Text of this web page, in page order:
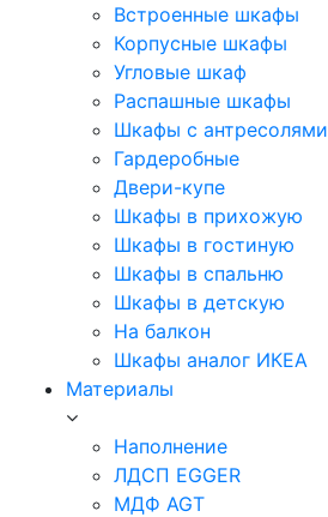
Встроенные шкафы
Корпусные шкафы
Угловые шкаф
Распашные шкафы
Шкафы с антресолями
Гардеробные
Двери-купе
Шкафы в прихожую
Шкафы в гостиную
Шкафы в спальню
Шкафы в детскую
На балкон
Шкафы аналог ИКЕА
Материалы
Наполнение
ЛДСП EGGER
МДФ AGT